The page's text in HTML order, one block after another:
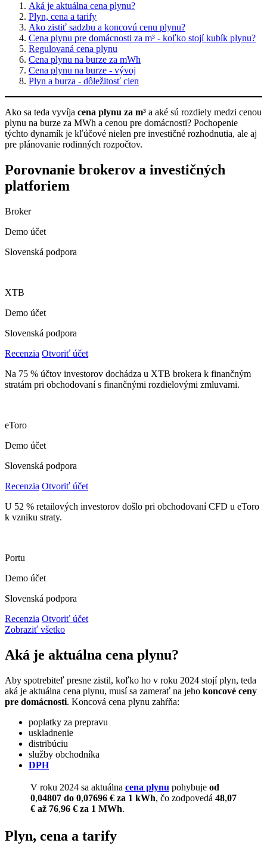
Aká je aktuálna cena plynu?
Plyn, cena a tarify
Ako zistiť sadzbu a koncovú cenu plynu?
Cena plynu pre domácnosti za m³ - koľko stojí kubík plynu?
Regulovaná cena plynu
Cena plynu na burze za mWh
Cena plynu na burze - vývoj
Plyn a burza - dôležitosť cien
Ako sa teda vyvíja cena plynu za m³ a aké sú rozdiely medzi cenou
plynu na burze za MWh a cenou pre domácnosti? Pochopenie
týchto dynamík je kľúčové nielen pre investičné rozhodnutia, ale aj
pre plánovanie rodinných rozpočtov.
Porovnanie brokerov a investičných
platforiem
Broker
Demo účet
Slovenská podpora
XTB
Demo účet
Slovenská podpora
Recenzia Otvoriť účet
Na 75 % účtov investorov dochádza u XTB brokera k finančným
stratám pri obchodovaní s finančnými rozdielovými zmluvami.
eToro
Demo účet
Slovenská podpora
Recenzia Otvoriť účet
U 52 % retailových investorov došlo pri obchodovaní CFD u eToro
k vzniku straty.
Portu
Demo účet
Slovenská podpora
Recenzia Otvoriť účet
Zobraziť všetko
Aká je aktuálna cena plynu?
Aby spotrebiteľ presne zistil, koľko ho v roku 2024 stojí plyn, teda
aká je aktuálna cena plynu, musí sa zamerať na jeho koncové ceny
pre domácnosti. Koncová cena plynu zahŕňa:
poplatky za prepravu
uskladnenie
distribúciu
služby obchodníka
DPH
V roku 2024 sa aktuálna cena plynu pohybuje od
0,04807 do 0,07696 € za 1 kWh, čo zodpovedá 48,07
€ až 76,96 € za 1 MWh.
Plyn, cena a tarify